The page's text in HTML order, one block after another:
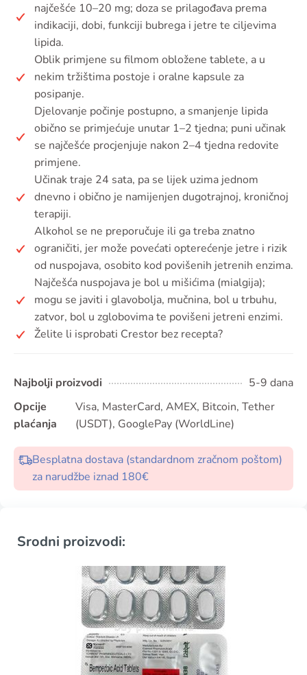
najčešće 10–20 mg; doza se prilagođava prema
indikaciji, dobi, funkciji bubrega i jetre te ciljevima
lipida.
Oblik primjene su filmom obložene tablete, a u
nekim tržištima postoje i oralne kapsule za
posipanje.
Djelovanje počinje postupno, a smanjenje lipida
obično se primjećuje unutar 1–2 tjedna; puni učinak
se najčešće procjenjuje nakon 2–4 tjedna redovite
primjene.
Učinak traje 24 sata, pa se lijek uzima jednom
dnevno i obično je namijenjen dugotrajnoj, kroničnoj
terapiji.
Alkohol se ne preporučuje ili ga treba znatno
ograničiti, jer može povećati opterećenje jetre i rizik
od nuspojava, osobito kod povišenih jetrenih enzima.
Najčešća nuspojava je bol u mišićima (mialgija);
mogu se javiti i glavobolja, mučnina, bol u trbuhu,
zatvor, bol u zglobovima te povišeni jetreni enzimi.
Želite li isprobati Crestor bez recepta?
Najbolji proizvodi
5-9 dana
Opcije
plaćanja
Visa, MasterCard, AMEX, Bitcoin, Tether
(USDT), GooglePay (WorldLine)
Besplatna dostava (standardnom zračnom poštom)
za narudžbe iznad 180€
Srodni proizvodi: